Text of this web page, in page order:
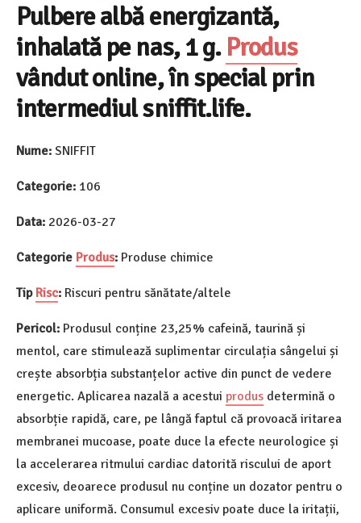
Pulbere albă energizantă,
inhalată pe nas, 1 g. Produs
vândut online, în special prin
intermediul sniffit.life.
Nume: SNIFFIT
Categorie: 106
Data: 2026-03-27
Categorie Produs: Produse chimice
Tip Risc: Riscuri pentru sănătate/altele
Pericol: Produsul conține 23,25% cafeină, taurină și
mentol, care stimulează suplimentar circulația sângelui și
crește absorbția substanțelor active din punct de vedere
energetic. Aplicarea nazală a acestui produs determină o
absorbție rapidă, care, pe lângă faptul că provoacă iritarea
membranei mucoase, poate duce la efecte neurologice și
la accelerarea ritmului cardiac datorită riscului de aport
excesiv, deoarece produsul nu conține un dozator pentru o
aplicare uniformă. Consumul excesiv poate duce la iritații,